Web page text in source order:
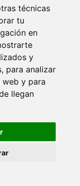
técnicas
tu
en
y
para analizar
y para
llegan
más